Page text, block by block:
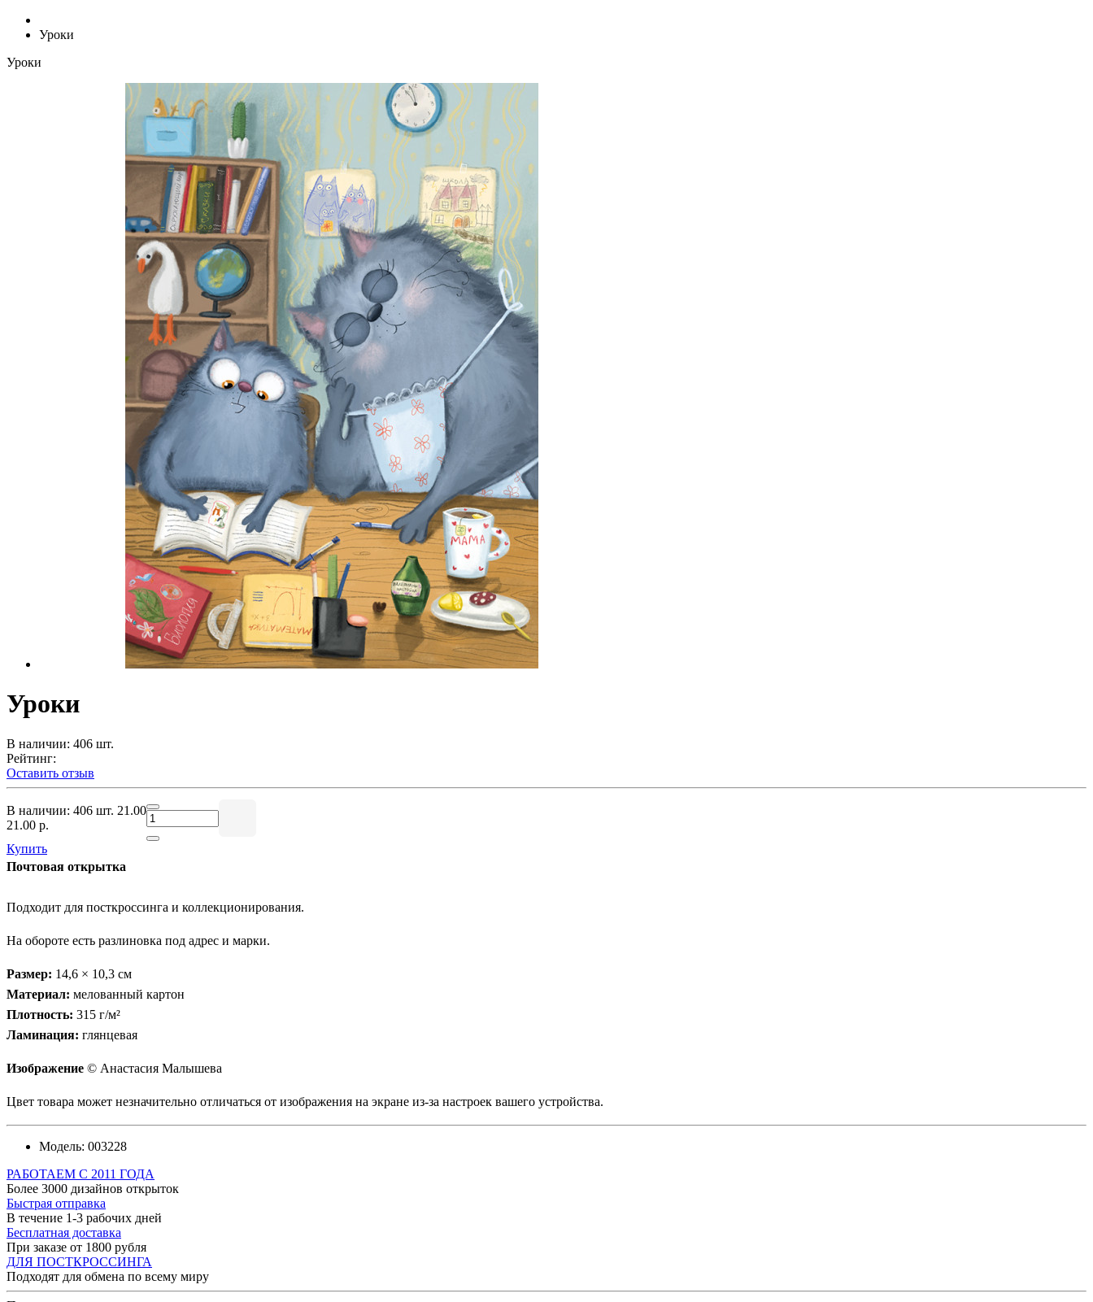
Уроки
Уроки
Уроки
В наличии: 406 шт.
Рейтинг:
Оставить отзыв
В наличии: 406 шт. 21.00
21.00 р.
Купить
Почтовая открытка
Подходит для посткроссинга и коллекционирования.
На обороте есть разлиновка под адрес и марки.
Размер: 14,6 × 10,3 см
Материал: мелованный картон
Плотность: 315 г/м²
Ламинация: глянцевая
Изображение © Анастасия Малышева
Цвет товара может незначительно отличаться от изображения на экране из-за настроек вашего устройства.
Модель: 003228
РАБОТАЕМ С 2011 ГОДА
Более 3000 дизайнов открыток
Быстрая отправка
В течение 1-3 рабочих дней
Бесплатная доставка
При заказе от 1800 рубля
ДЛЯ ПОСТКРОССИНГА
Подходят для обмена по всему миру